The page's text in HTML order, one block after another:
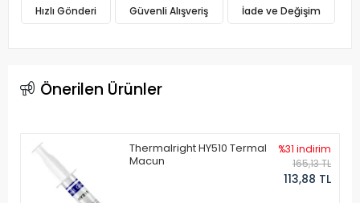
Hızlı Gönderi Güvenli Alışveriş İade ve Değişim
Önerilen Ürünler
Thermalright HY510 Termal
Macun
%31 indirim
165,13 TL
113,88 TL